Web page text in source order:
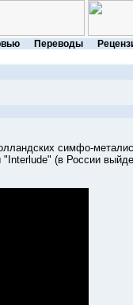
Переводы
симфо-
(в России